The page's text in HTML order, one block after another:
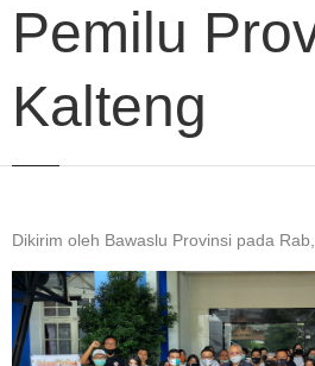
Pemilu
Kalteng
Dikirim oleh Bawaslu Provinsi pada